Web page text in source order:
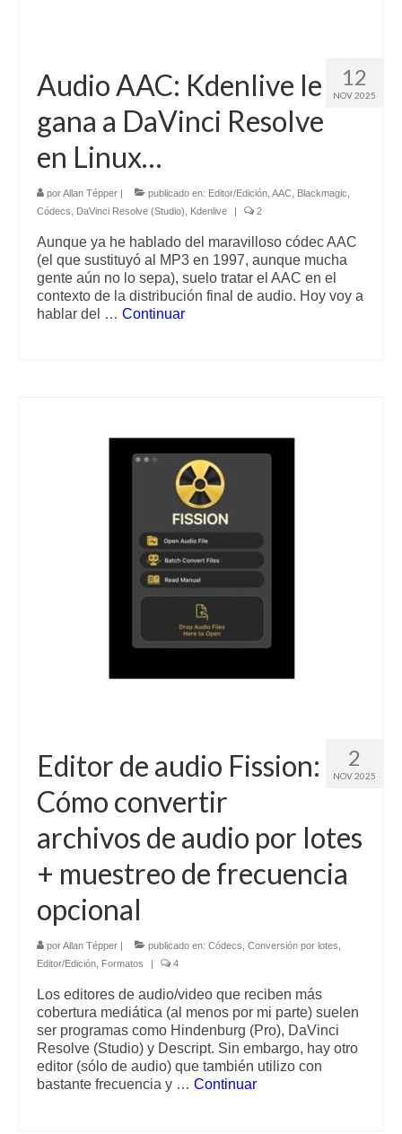
12
NOV 2025
Audio AAC: Kdenlive le
gana a DaVinci Resolve
en Linux…
porAllan Tépper publicado en: Editor/Edición AAC Blackmagic
Códecs
DaVinci Resolve (Studio) Kdenlive 2
Aunque ya he hablado del maravilloso códec AAC
(el que sustituyó al MP3 en 1997, aunque mucha
gente aún no lo sepa), suelo tratar el AAC en el
contexto de la distribución final de audio. Hoy voy a
hablar del … Continuar
2
NOV 2025
Editor de audio Fission:
Cómo convertir
archivos de audio por lotes
+ muestreo de frecuencia
opcional
porAllan Tépper publicado en: Códecs Conversión por lotes
Editor/Edición
Formatos 4
Los editores de audio/video que reciben más
cobertura mediática (al menos por mi parte) suelen
ser programas como Hindenburg (Pro), DaVinci
Resolve (Studio) y Descript. Sin embargo, hay otro
editor (sólo de audio) que también utilizo con
bastante frecuencia y … Continuar